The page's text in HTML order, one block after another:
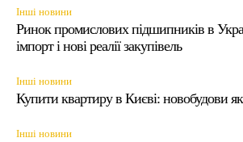
Інші новини
Ринок промислових підшипників в
імпорт і нові реалії закупівель
Інші новини
Купити квартиру в Києві: новобудови
Інші новини